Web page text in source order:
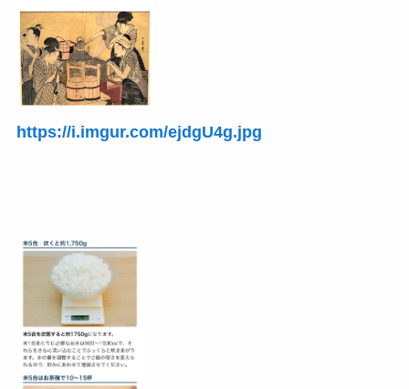
https://i.imgur.com/ejdgU4g.jpg